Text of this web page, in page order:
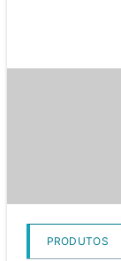
PRODUTOS